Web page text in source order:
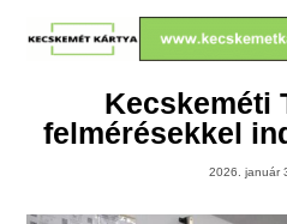
Kecskeméti
felmérésekkel
2026. január